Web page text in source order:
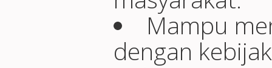
Mampu
dengan